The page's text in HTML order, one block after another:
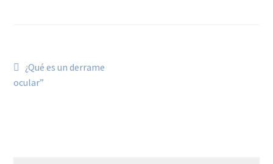
¿Qué es un derrame
ocular”